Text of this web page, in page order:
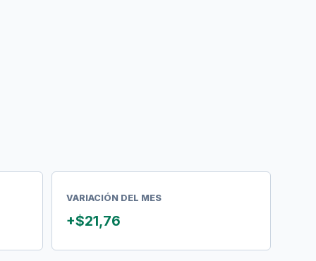
VARIACIÓN DEL MES
+$21,76